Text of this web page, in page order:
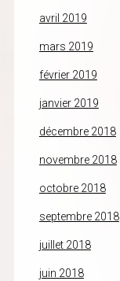
avril 2019
mars 2019
février 2019
janvier 2019
décembre 2018
novembre 2018
octobre 2018
septembre 2018
juillet 2018
juin 2018